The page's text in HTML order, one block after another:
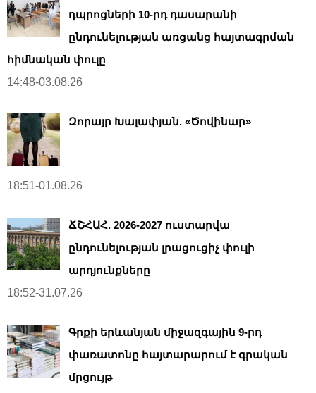
դպրոցների 10-րդ դասարանի
ընդունելության առցանց հայտագրման
հիմնական փուլը
14:48-03.08.26
Զորայր Խալափյան. «Ծովինար»
18:51-01.08.26
ՃՇՀԱՀ. 2026-2027 ուստարվա
ընդունելության լրացուցիչ փուլի
արդյունքները
18:52-31.07.26
Գրքի երևանյան միջազգային 9-րդ
փառատոնը հայտարարում է գրական
մրցույթ